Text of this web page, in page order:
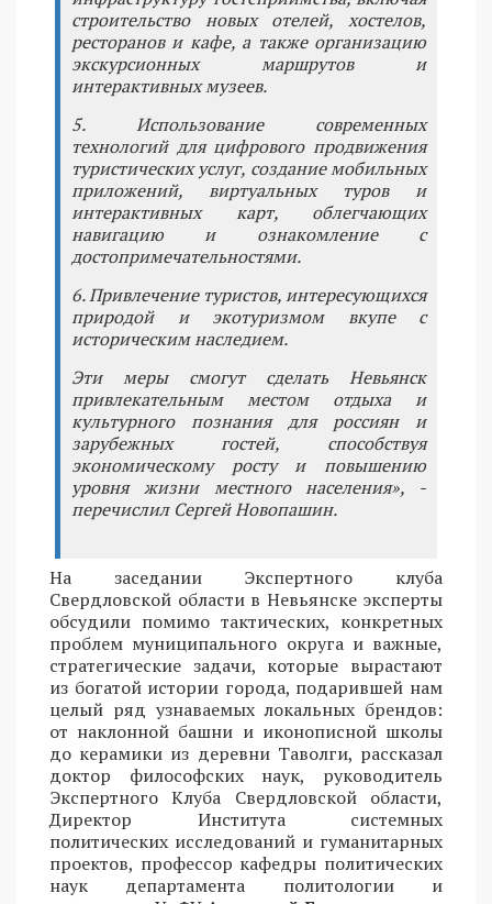
строительство новых отелей, хостелов,
ресторанов и кафе, а также организацию
экскурсионных маршрутов и
интерактивных музеев.
5. Использование современных
технологий для цифрового продвижения
туристических услуг, создание мобильных
приложений, виртуальных туров и
интерактивных карт, облегчающих
навигацию и ознакомление с
достопримечательностями.
6. Привлечение туристов, интересующихся
природой и экотуризмом вкупе с
историческим наследием.
Эти меры смогут сделать Невьянск
привлекательным местом отдыха и
культурного познания для россиян и
зарубежных гостей, способствуя
экономическому росту и повышению
уровня жизни местного населения», -
перечислил Сергей Новопашин.
На заседании Экспертного клуба
Свердловской области в Невьянске эксперты
обсудили помимо тактических, конкретных
проблем муниципального округа и важные,
стратегические задачи, которые вырастают
из богатой истории города, подарившей нам
целый ряд узнаваемых локальных брендов:
от наклонной башни и иконописной школы
до керамики из деревни Таволги, рассказал
доктор философских наук, руководитель
Экспертного Клуба Свердловской области,
Директор Института системных
политических исследований и гуманитарных
проектов, профессор кафедры политических
наук департамента политологии и